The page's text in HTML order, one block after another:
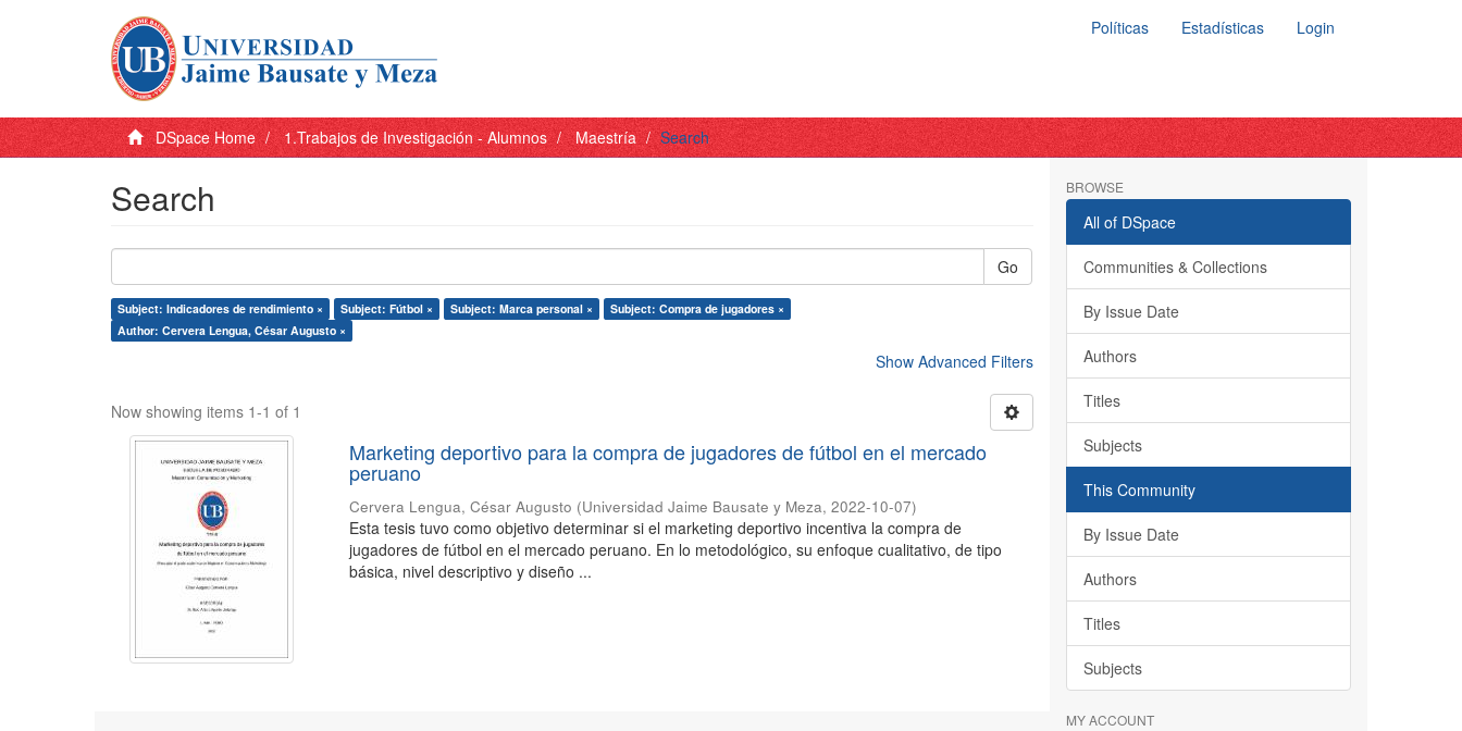
Políticas Estadísticas Login
DSpace Home 1.Trabajos de Investigación - Alumnos Maestría Search
Search
Go
Subject: Indicadores de rendimiento × Subject: Fútbol × Subject: Marca personal ×
Subject: Compra de jugadores ×
Author: Cervera Lengua, César Augusto ×
Show Advanced Filters
Now showing items 1-1 of 1
Marketing deportivo para la compra de jugadores de fútbol en el mercado
peruano
Cervera Lengua, César Augusto (Universidad Jaime Bausate y Meza,2022-10-07)
Esta tesis tuvo como objetivo determinar si el marketing deportivo incentiva la compra de
jugadores de fútbol en el mercado peruano. En lo metodológico, su enfoque cualitativo, de tipo
básica, nivel descriptivo y diseño ...
BROWSE
All of DSpace
Communities & Collections
By Issue Date
Authors
Titles
Subjects
This Community
By Issue Date
Authors
Titles
Subjects
MY ACCOUNT